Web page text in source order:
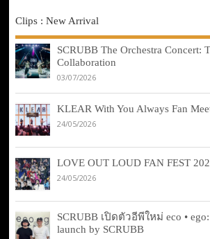
Clips : New Arrival
SCRUBB The Orchestra Concert:
Collaboration
03/07/2026
KLEAR With You Always Fan
24/05/2026
LOVE OUT LOUD FAN FEST
24/05/2026
SCRUBB เปิดตัวอีพีใหม่ eco •
launch by SCRUBB